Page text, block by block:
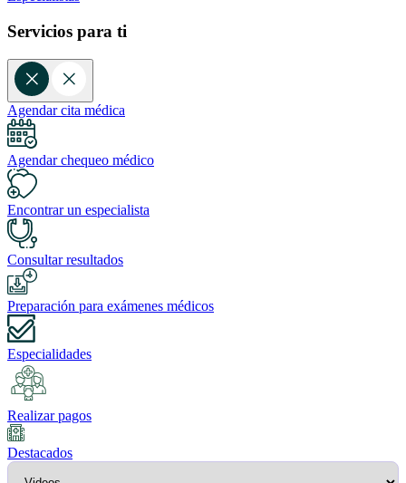
Servicios para ti
Agendar cita médica
Agendar chequeo médico
Encontrar un especialista
Consultar resultados
Preparación para exámenes médicos
Especialidades
Realizar pagos
Destacados